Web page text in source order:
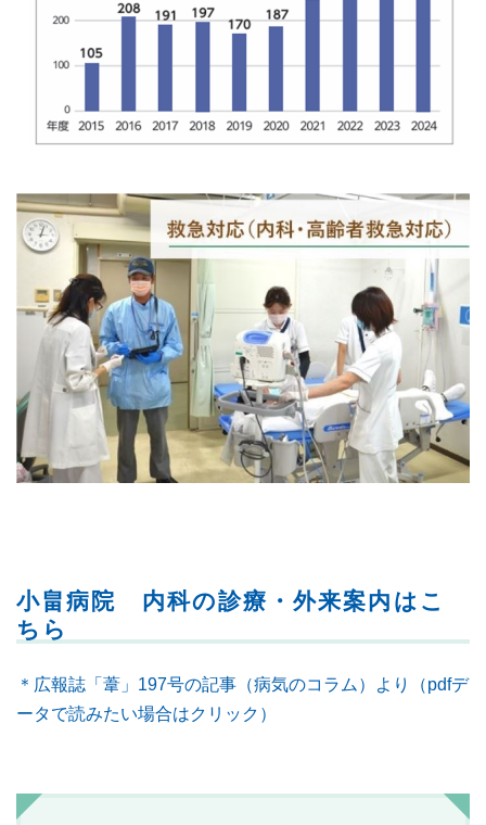
小畠病院 内科の診療・外来案内はこ
ちら
＊広報誌「葦」197号の記事（病気のコラム）より（pdfデ
ータで読みたい場合はクリック）